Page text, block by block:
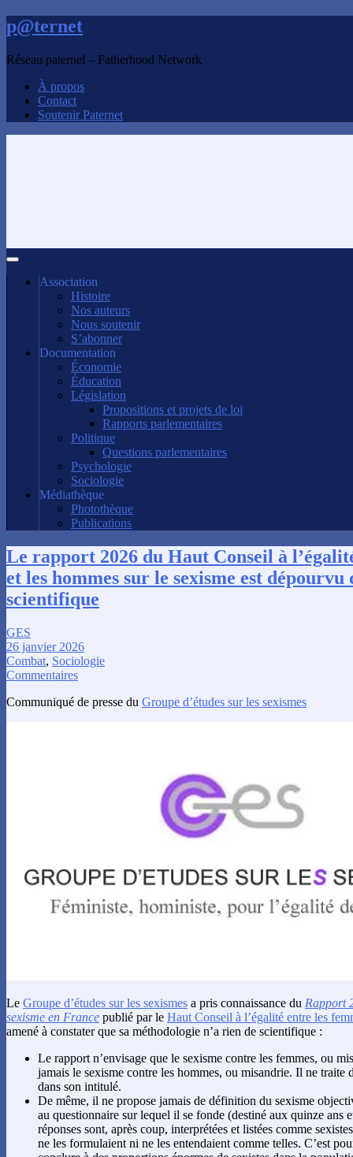
p@ternet
Réseau paternel – Fatherhood Network
À propos
Contact
Soutenir Paternet
Association
Histoire
Nos auteurs
Nous soutenir
S’abonner
Documentation
Économie
Éducation
Législation
Propositions et projets de loi
Rapports parlementaires
Politique
Questions parlementaires
Psychologie
Sociologie
Médiathèque
Photothèque
Publications
Le rapport 2026 du Haut Conseil à
et les hommes sur le sexisme est
scientifique
GES
26 janvier 2026
Combat, Sociologie
Commentaires
Communiqué de presse du Groupe d’études sur les sexismes
Le Groupe d’études sur les sexismes a pris connaissance du Rapport
sexisme en France publié par le Haut Conseil à l’égalité entre les
amené à constater que sa méthodologie n’a rien de scientifique :
Le rapport n’envisage que le sexisme contre les femmes, ou
jamais le sexisme contre les hommes, ou misandrie. Il ne traite
dans son intitulé.
De même, il ne propose jamais de définition du sexisme
au questionnaire sur lequel il se fonde (destiné aux quinze ans
réponses sont, après coup, interprétées et listées comme
ne les formulaient ni ne les entendaient comme telles. C’est